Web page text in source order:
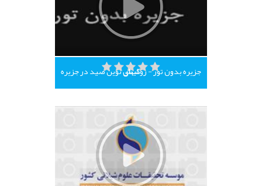
جزیره بدون تور - روشهای نوین صید در جزیره کیش